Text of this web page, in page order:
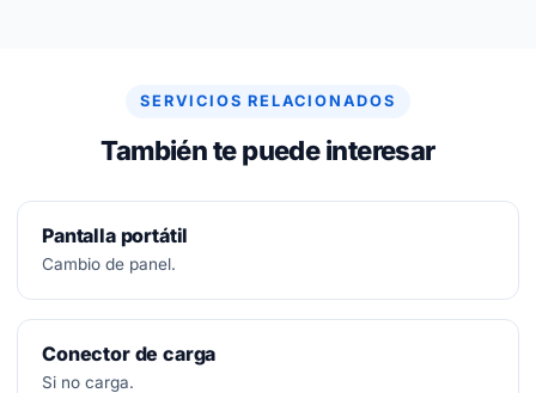
SERVICIOS RELACIONADOS
También te puede interesar
Pantalla portátil
Cambio de panel.
Conector de carga
Si no carga.